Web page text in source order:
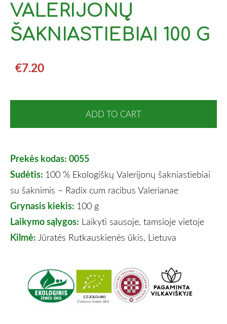
VALERIJONŲ
ŠAKNIASTIEBIAI 100 G
€7.20
ADD TO CART
Prekės kodas: 0055
Sudėtis: 100 % Ekologiškų Valerijonų šakniastiebiai
su šaknimis – Radix cum racibus Valerianae
Grynasis kiekis: 100 g
Laikymo sąlygos: Laikyti sausoje, tamsioje vietoje
Kilmė: Jūratės Rutkauskienės ūkis, Lietuva